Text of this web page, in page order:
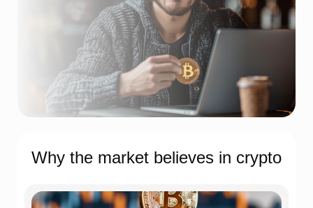
Why the market believes in crypto